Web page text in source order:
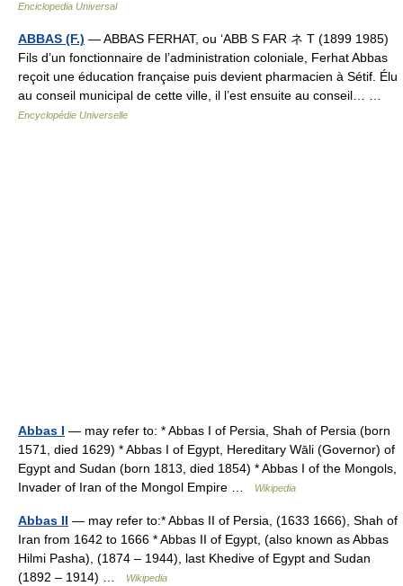
Enciclopedia Universal
ABBAS (F.) — ABBAS FERHAT, ou ‘ABB S FAR ネ T (1899 1985)
Fils d’un fonctionnaire de l’administration coloniale, Ferhat Abbas
reçoit une éducation française puis devient pharmacien à Sétif. Élu
au conseil municipal de cette ville, il l’est ensuite au conseil… …
Encyclopédie Universelle
Abbas I — may refer to: * Abbas I of Persia, Shah of Persia (born
1571, died 1629) * Abbas I of Egypt, Hereditary Wāli (Governor) of
Egypt and Sudan (born 1813, died 1854) * Abbas I of the Mongols,
Invader of Iran of the Mongol Empire …
Wikipedia
Abbas II — may refer to:* Abbas II of Persia, (1633 1666), Shah of
Iran from 1642 to 1666 * Abbas II of Egypt, (also known as Abbas
Hilmi Pasha), (1874 – 1944), last Khedive of Egypt and Sudan
(1892 – 1914) …
Wikipedia